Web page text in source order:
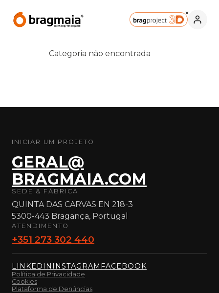
Categoria não encontrada
INICIAR UM PROJETO
GERAL@
BRAGMAIA.COM
SEDE & FÁBRICA
QUINTA DAS CARVAS EN 218-3
5300-443 Bragança, Portugal
ATENDIMENTO
+351 273 302 440
LINKEDIN INSTAGRAM FACEBOOK
Política de Privacidade
Cookies
Plataforma de Denúncias